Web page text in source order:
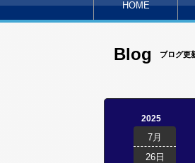
HOME
Blog ブログ更
2025
7月
26日